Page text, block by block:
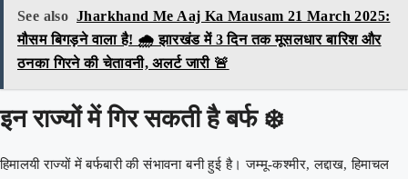
See also Jharkhand Me Aaj Ka Mausam 21 March 2025:
मौसम बिगड़ने वाला है! 🌧️ झारखंड में 3 दिन तक मूसलधार बारिश और
ठनका गिरने की चेतावनी, अलर्ट जारी 🚨
इन राज्यों में गिर सकती है बर्फ ❄️
हिमालयी राज्यों में बर्फबारी की संभावना बनी हुई है। जम्मू-कश्मीर, लद्दाख, हिमाचल